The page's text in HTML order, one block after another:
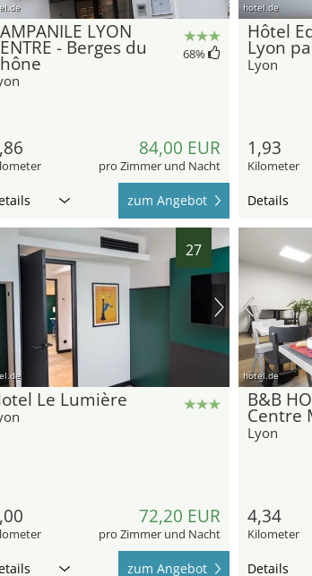
LYON
- Berges du 68%
84,00 EUR
pro Zimmer und Nacht
zum Angebot
hotel.de
Hôtel
Lyon
Lyon
1,93
Kilometer
Details
27
Le Lumière
72,20 EUR
pro Zimmer und Nacht
zum Angebot
hotel.de
B&B
Centre
Lyon
4,34
Kilometer
Details